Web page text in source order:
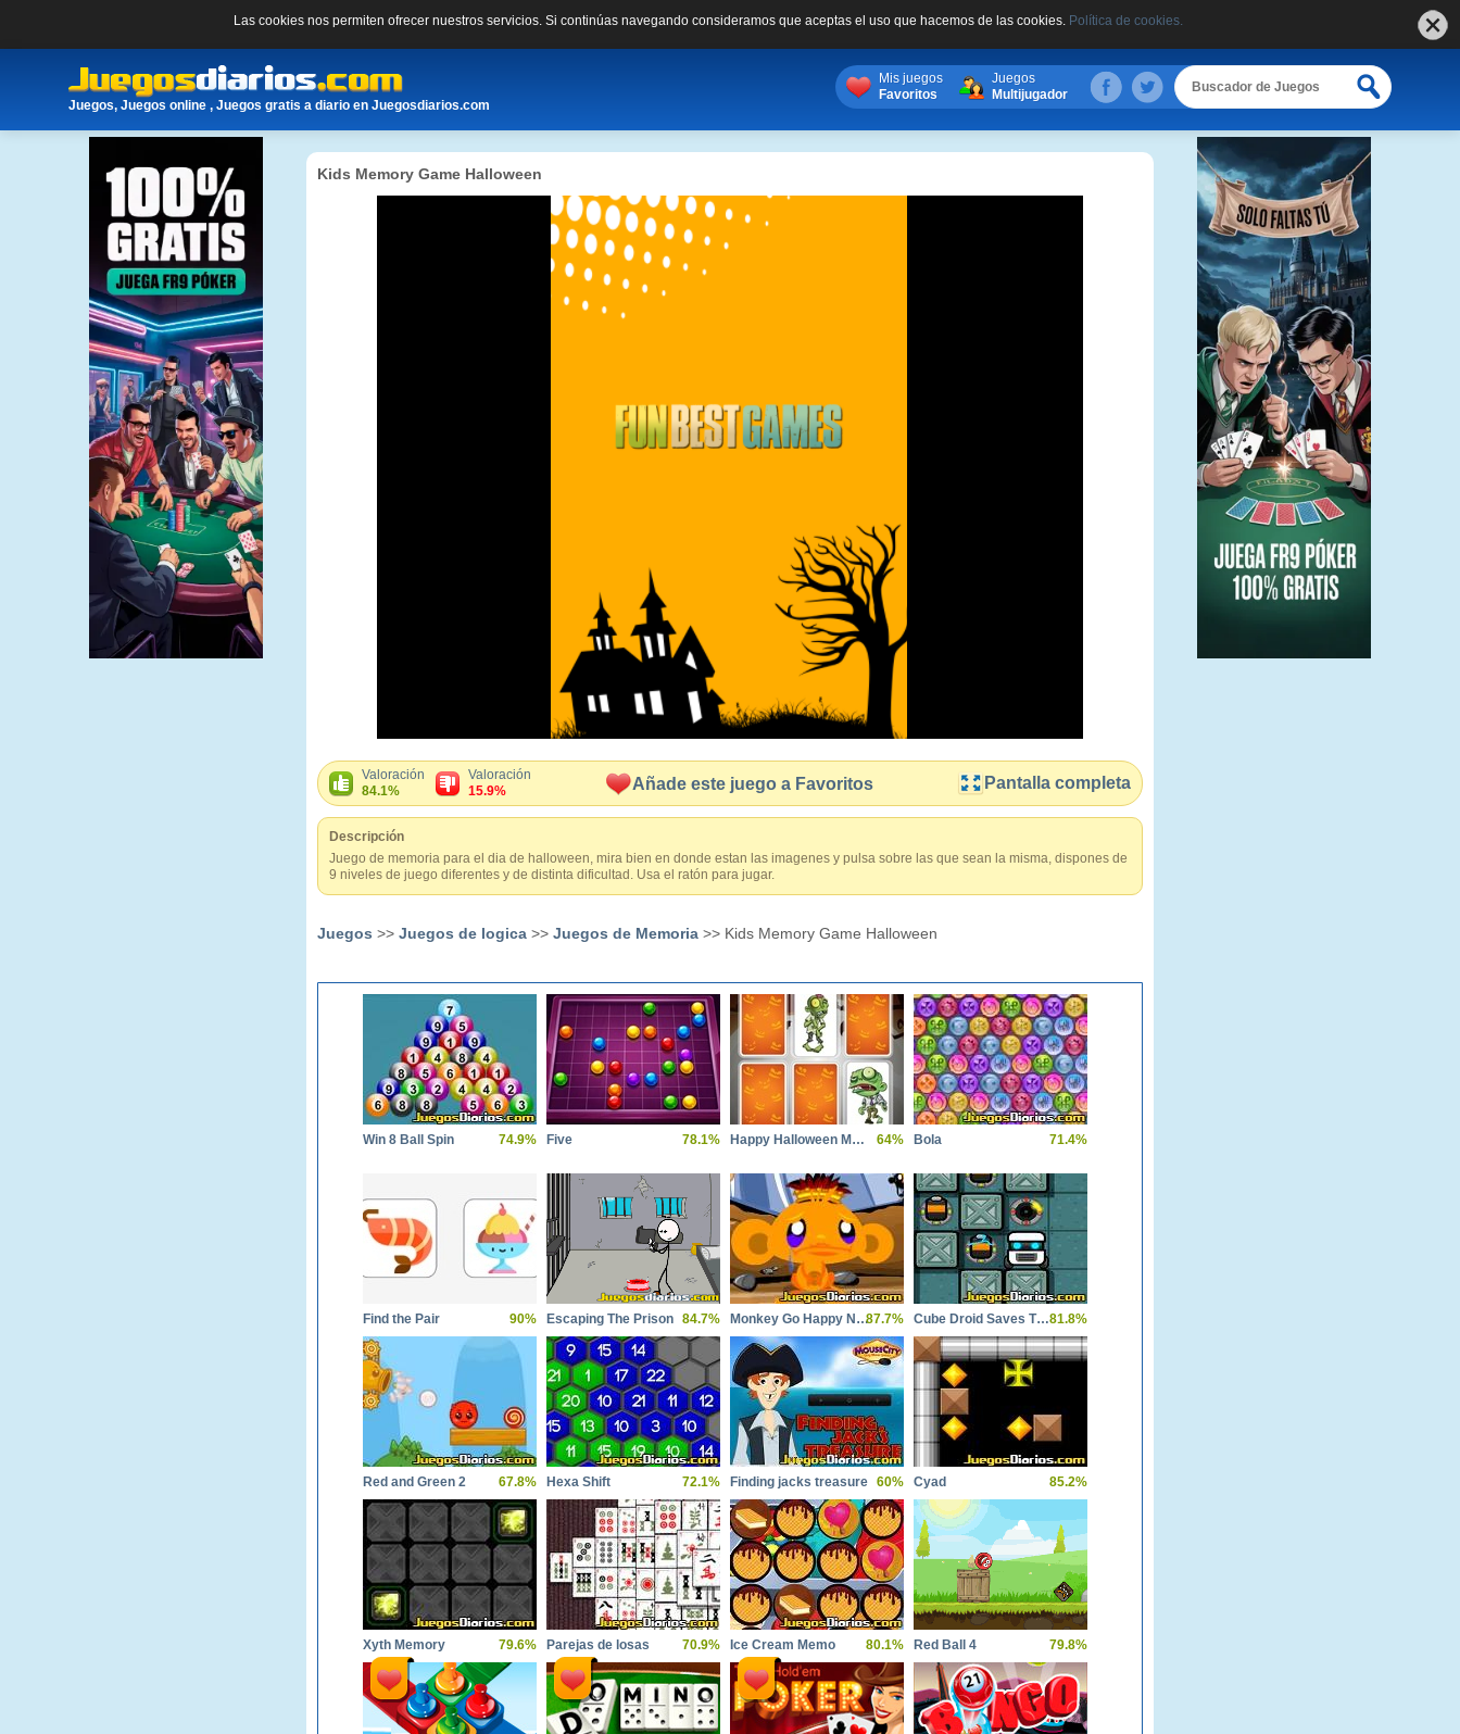
Las cookies nos permiten ofrecer nuestros servicios. Si continúas navegando consideramos que aceptas el uso que hacemos de las cookies. Política de cookies.
Juegos, Juegos online , Juegos gratis a diario en Juegosdiarios.com
Mis juegos
Favoritos
Juegos
Multijugador
Kids Memory Game Halloween
Valoración
84.1%
Valoración
15.9%
Añade este juego a Favoritos Pantalla completa
Descripción
Juego de memoria para el dia de halloween, mira bien en donde estan las imagenes y pulsa sobre las que sean la misma, dispones de
9 niveles de juego diferentes y de distinta dificultad. Usa el ratón para jugar.
Juegos >> Juegos de logica >> Juegos de Memoria >> Kids Memory Game Halloween
Win 8 Ball Spin 74.9% Five 78.1% Happy Halloween Memory 64% Bola 71.4%
Find the Pair 90% Escaping The Prison 84.7% Monkey Go Happy Ninja Hunt87.7% Cube Droid Saves The Galaxy81.8%
Red and Green 2 67.8% Hexa Shift 72.1% Finding jacks treasure 60% Cyad 85.2%
Xyth Memory 79.6% Parejas de losas 70.9% Ice Cream Memo 80.1% Red Ball 4 79.8%